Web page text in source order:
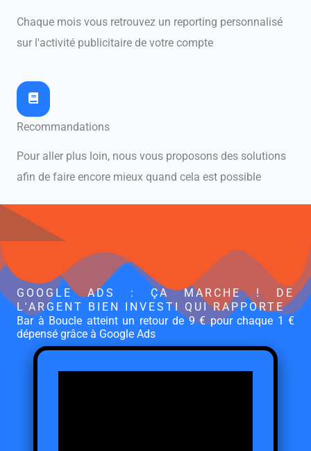
Chaque mois vous retrouvez un reporting personnalisé
sur l'activité publicitaire de votre compte
Recommandations
Pour aller plus loin, nous vous proposons des solutions
afin de faire encore mieux quand cela est possible
GOOGLE ADS : ÇA MARCHE ! DE
L'ARGENT BIEN INVESTI QUI RAPPORTE
Bar à Boucle atteint un retour de 9 € pour chaque 1 €
dépensé grâce à Google Ads